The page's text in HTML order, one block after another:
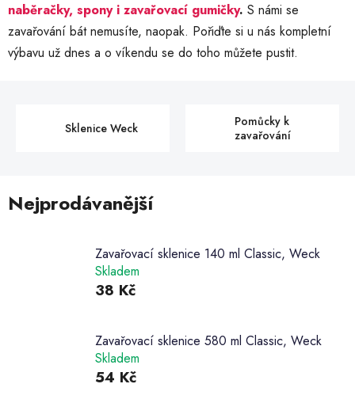
naběračky, spony i zavařovací gumičky. S námi se
zavařování bát nemusíte, naopak. Pořiďte si u nás kompletní
výbavu už dnes a o víkendu se do toho můžete pustit.
Sklenice Weck
Pomůcky k
zavařování
Nejprodávanější
Zavařovací sklenice 140 ml Classic, Weck
Skladem
38 Kč
Zavařovací sklenice 580 ml Classic, Weck
Skladem
54 Kč